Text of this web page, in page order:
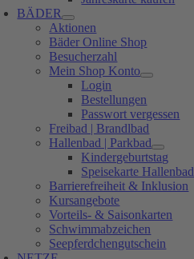
BÄDER
Aktionen
Bäder Online Shop
Besucherzahl
Mein Shop Konto
Login
Bestellungen
Passwort vergessen
Freibad | Brandlbad
Hallenbad | Parkbad
Kindergeburtstag
Speisekarte Hallenbad
Barrierefreiheit & Inklusion
Kursangebote
Vorteils- & Saisonkarten
Schwimmabzeichen
Seepferdchengutschein